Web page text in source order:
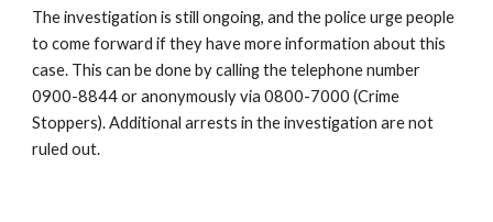
The investigation is still ongoing, and the police urge people
to come forward if they have more information about this
case. This can be done by calling the telephone number
0900-8844 or anonymously via 0800-7000 (Crime
Stoppers). Additional arrests in the investigation are not
ruled out.